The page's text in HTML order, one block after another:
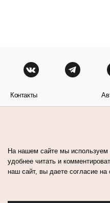
Контакты
На нашем сайте мы
удобнее читать и
наш сайт, вы даете согласие на